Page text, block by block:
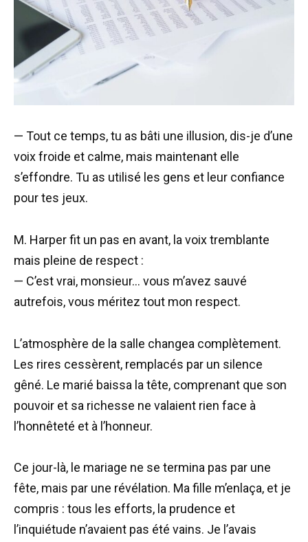
— Tout ce temps, tu as bâti une illusion, dis-je d’une
voix froide et calme, mais maintenant elle
s’effondre. Tu as utilisé les gens et leur confiance
pour tes jeux.
M. Harper fit un pas en avant, la voix tremblante
mais pleine de respect :
— C’est vrai, monsieur… vous m’avez sauvé
autrefois, vous méritez tout mon respect.
L’atmosphère de la salle changea complètement.
Les rires cessèrent, remplacés par un silence
gêné. Le marié baissa la tête, comprenant que son
pouvoir et sa richesse ne valaient rien face à
l’honnêteté et à l’honneur.
Ce jour-là, le mariage ne se termina pas par une
fête, mais par une révélation. Ma fille m’enlaça, et je
compris : tous les efforts, la prudence et
l’inquiétude n’avaient pas été vains. Je l’avais